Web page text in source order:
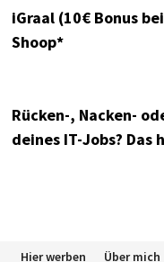
iGraal (10€ Bonus
Shoop*
Rücken-, Nacken-
deines IT-Jobs? Das
Hier werben Über mich